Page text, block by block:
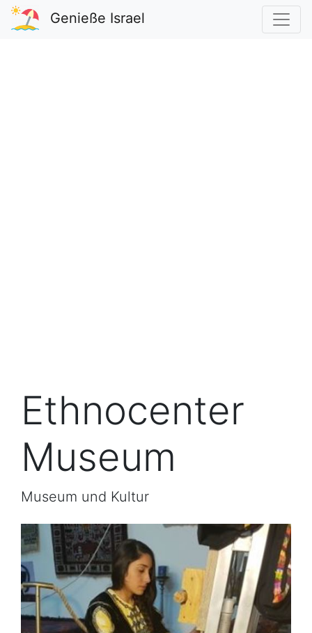
Genieße Israel
Ethnocenter
Museum
Museum und Kultur